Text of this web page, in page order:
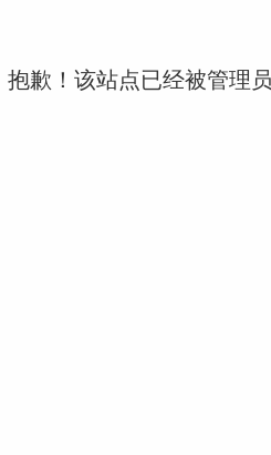
抱歉！该站点已经被管理